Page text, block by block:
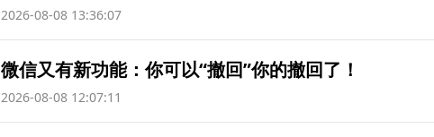
2026-08-08 13:36:07
微信又有新功能：你可以“撤回”你的撤回了！
2026-08-08 12:07:11